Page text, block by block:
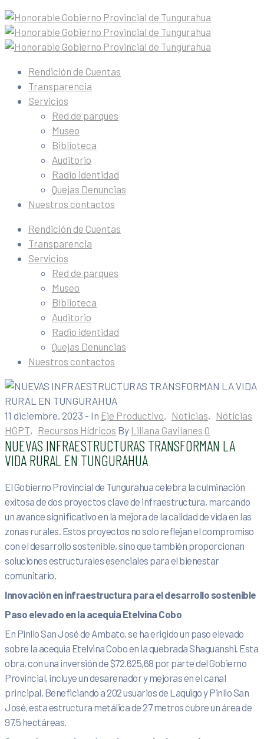
Rendición de Cuentas
Transparencia
Servicios
Red de parques
Museo
Biblioteca
Auditorio
Radio identidad
Quejas Denuncias
Nuestros contactos
Rendición de Cuentas
Transparencia
Servicios
Red de parques
Museo
Biblioteca
Auditorio
Radio identidad
Quejas Denuncias
Nuestros contactos
11 diciembre, 2023 - In Eje Productivo‚ Noticias‚ Noticias
HGPT‚ Recursos Hídricos By Liliana Gavilanes 0
NUEVAS INFRAESTRUCTURAS TRANSFORMAN LA
VIDA RURAL EN TUNGURAHUA
El Gobierno Provincial de Tungurahua celebra la culminación
exitosa de dos proyectos clave de infraestructura, marcando
un avance significativo en la mejora de la calidad de vida en las
zonas rurales. Estos proyectos no solo reflejan el compromiso
con el desarrollo sostenible, sino que también proporcionan
soluciones estructurales esenciales para el bienestar
comunitario.
Innovación en infraestructura para el desarrollo sostenible
Paso elevado en la acequia Etelvina Cobo
En Pinllo San José de Ambato, se ha erigido un paso elevado
sobre la acequia Etelvina Cobo en la quebrada Shaguanshi. Esta
obra, con una inversión de $72.625,68 por parte del Gobierno
Provincial, incluye un desarenador y mejoras en el canal
principal. Beneficiando a 202 usuarios de Laquigo y Pinllo San
José, esta estructura metálica de 27 metros cubre un área de
97.5 hectáreas.